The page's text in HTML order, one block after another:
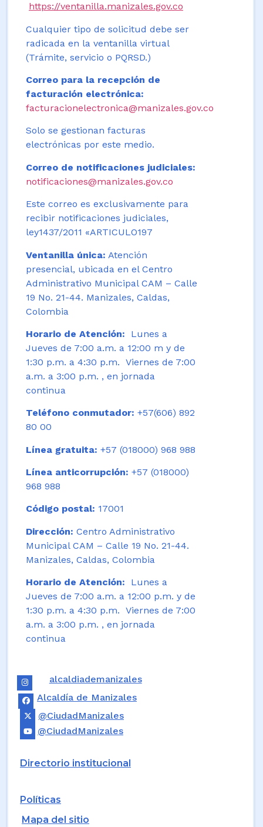
https://ventanilla.manizales.gov.co
Cualquier tipo de solicitud debe ser
radicada en la ventanilla virtual
(Trámite, servicio o PQRSD.)
Correo para la recepción de
facturación electrónica:
facturacionelectronica@manizales.gov.co
Solo se gestionan facturas
electrónicas por este medio.
Correo de notificaciones judiciales:
notificaciones@manizales.gov.co
Este correo es exclusivamente para
recibir notificaciones judiciales,
ley1437/2011 «ARTICULO197
Ventanilla única: Atención
presencial, ubicada en el Centro
Administrativo Municipal CAM – Calle
19 No. 21-44. Manizales, Caldas,
Colombia
Horario de Atención:
Lunes a
Jueves de 7:00 a.m. a 12:00 m y de
1:30 p.m. a 4:30 p.m. Viernes de 7:00
a.m. a 3:00 p.m. , en jornada
continua
Teléfono conmutador: +57(606) 892
80 00
Línea gratuita: +57 (018000) 968 988
Línea anticorrupción: +57 (018000)
968 988
Código postal: 17001
Dirección: Centro Administrativo
Municipal CAM – Calle 19 No. 21-44.
Manizales, Caldas, Colombia
Horario de Atención: Lunes a
Jueves de 7:00 a.m. a 12:00 p.m. y de
1:30 p.m. a 4:30 p.m. Viernes de 7:00
a.m. a 3:00 p.m. , en jornada
continua
alcaldiademanizales
Alcaldía de Manizales
@CiudadManizales
@CiudadManizales
Directorio institucional
Políticas
Mapa del sitio